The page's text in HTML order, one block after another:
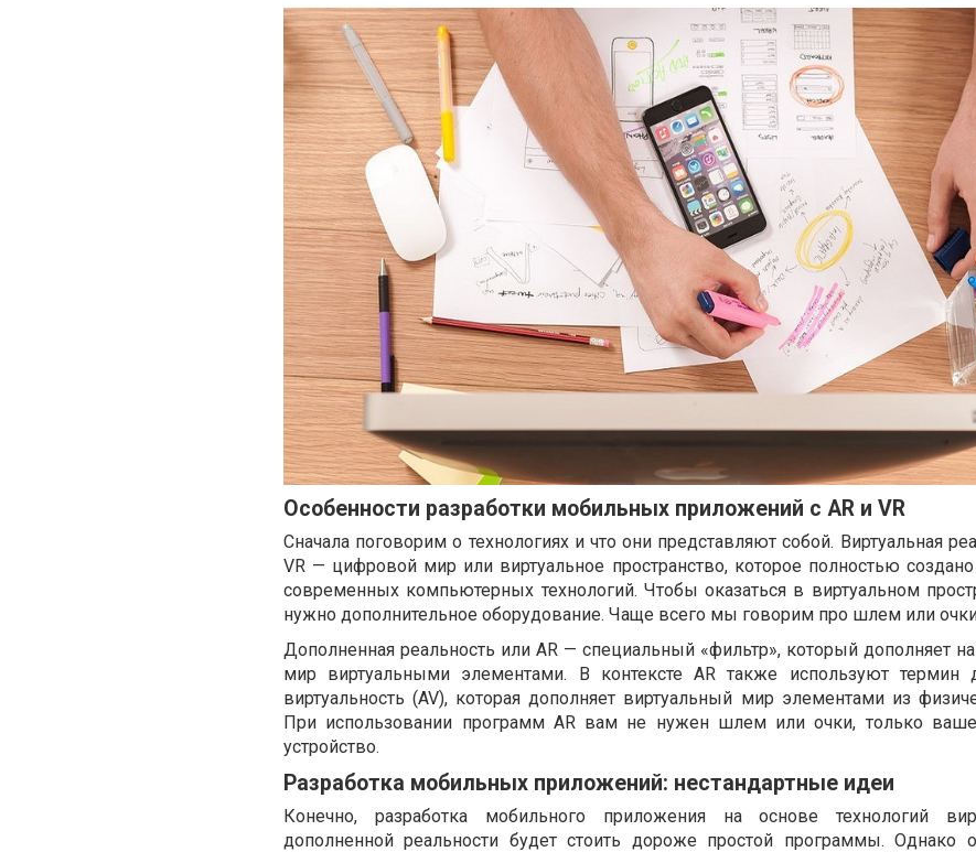
Особенности разработки мобильных приложений с AR и VR
Сначала поговорим о технологиях и что они представляют собой. Виртуальная
VR — цифровой мир или виртуальное пространство, которое полностью
современных компьютерных технологий. Чтобы оказаться в виртуальном
нужно дополнительное оборудование. Чаще всего мы говорим про шлем или
Дополненная реальность или AR — специальный «фильтр», который дополняет
мир виртуальными элементами. В контексте AR также используют термин
виртуальность (AV), которая дополняет виртуальный мир элементами из
При использовании программ AR вам не нужен шлем или очки, только
устройство.
Разработка мобильных приложений: нестандартные идеи
Конечно, разработка мобильного приложения на основе технологий
дополненной реальности будет стоить дороже простой программы. Однако